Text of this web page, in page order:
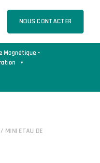
NOUS CONTACTER
Magnétique -
/ MINI ETAU DE